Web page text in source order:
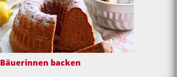
Bäuerinnen backen